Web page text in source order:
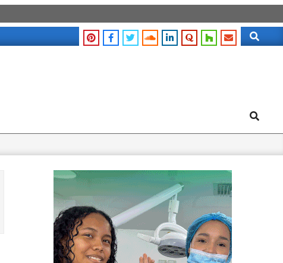
Search
Search